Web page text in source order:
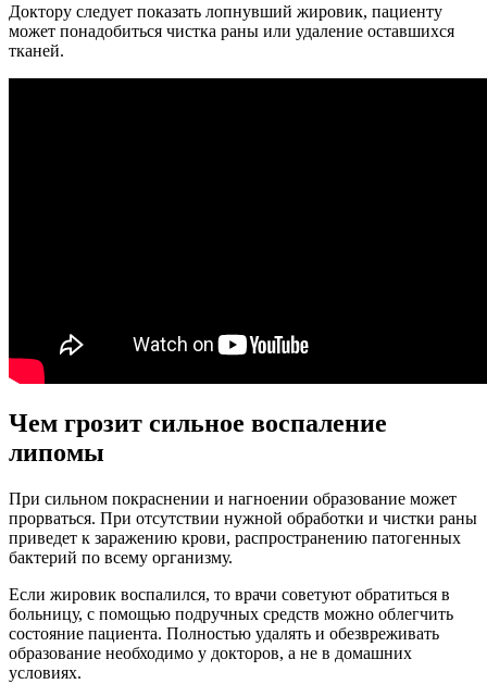
Доктору следует показать лопнувший жировик, пациенту
может понадобиться чистка раны или удаление оставшихся
тканей.
Чем грозит сильное воспаление
липомы
При сильном покраснении и нагноении образование может
прорваться. При отсутствии нужной обработки и чистки раны
приведет к заражению крови, распространению патогенных
бактерий по всему организму.
Если жировик воспалился, то врачи советуют обратиться в
больницу, с помощью подручных средств можно облегчить
состояние пациента. Полностью удалять и обезвреживать
образование необходимо у докторов, а не в домашних
условиях.